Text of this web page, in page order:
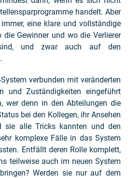
handelt. Aber
eine klare und vollständige
Gewinner und wo die Verlierer
und zwar auch auf den
verbunden mit veränderten
und Zuständigkeiten eingeführt
wer denn in den Abteilungen die
bei den Kollegen, ihr Ansehen
sie alle Tricks kannten und den
komplexe Fälle in das System
Entfällt deren Rolle komplett,
teilweise auch im neuen System
Werden sie nur auf dem